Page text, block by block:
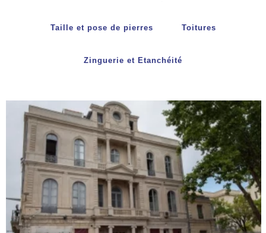
Taille et pose de pierres Toitures
Zinguerie et Etanchéité